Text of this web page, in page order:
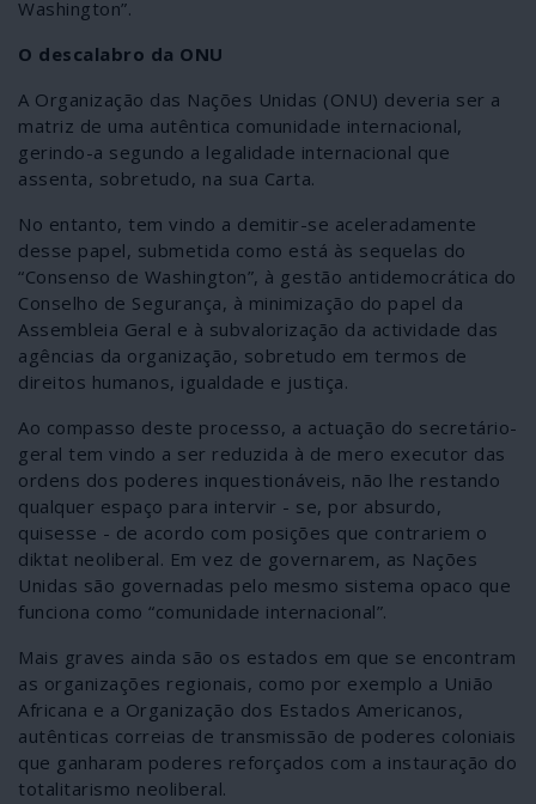
Washington”.
O descalabro da ONU
A Organização das Nações Unidas (ONU) deveria ser a
matriz de uma autêntica comunidade internacional,
gerindo-a segundo a legalidade internacional que
assenta, sobretudo, na sua Carta.
No entanto, tem vindo a demitir-se aceleradamente
desse papel, submetida como está às sequelas do
“Consenso de Washington”, à gestão antidemocrática do
Conselho de Segurança, à minimização do papel da
Assembleia Geral e à subvalorização da actividade das
agências da organização, sobretudo em termos de
direitos humanos, igualdade e justiça.
Ao compasso deste processo, a actuação do secretário-
geral tem vindo a ser reduzida à de mero executor das
ordens dos poderes inquestionáveis, não lhe restando
qualquer espaço para intervir - se, por absurdo,
quisesse - de acordo com posições que contrariem o
diktat neoliberal. Em vez de governarem, as Nações
Unidas são governadas pelo mesmo sistema opaco que
funciona como “comunidade internacional”.
Mais graves ainda são os estados em que se encontram
as organizações regionais, como por exemplo a União
Africana e a Organização dos Estados Americanos,
autênticas correias de transmissão de poderes coloniais
que ganharam poderes reforçados com a instauração do
totalitarismo neoliberal.